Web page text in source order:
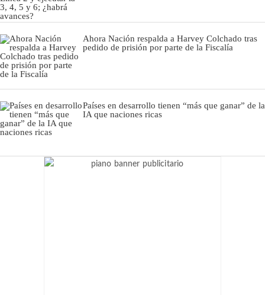
Ahora Nación respalda a Harvey Colchado tras
pedido de prisión por parte de la Fiscalía
Países en desarrollo tienen “más que ganar” de la
IA que naciones ricas